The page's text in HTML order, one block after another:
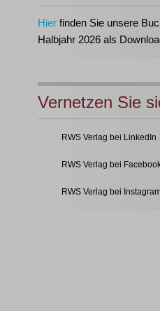
Hier finden Sie unsere
Halbjahr 2026 als
Vernetzen Sie
RWS Verlag bei LinkedIn
RWS Verlag bei
RWS Verlag bei